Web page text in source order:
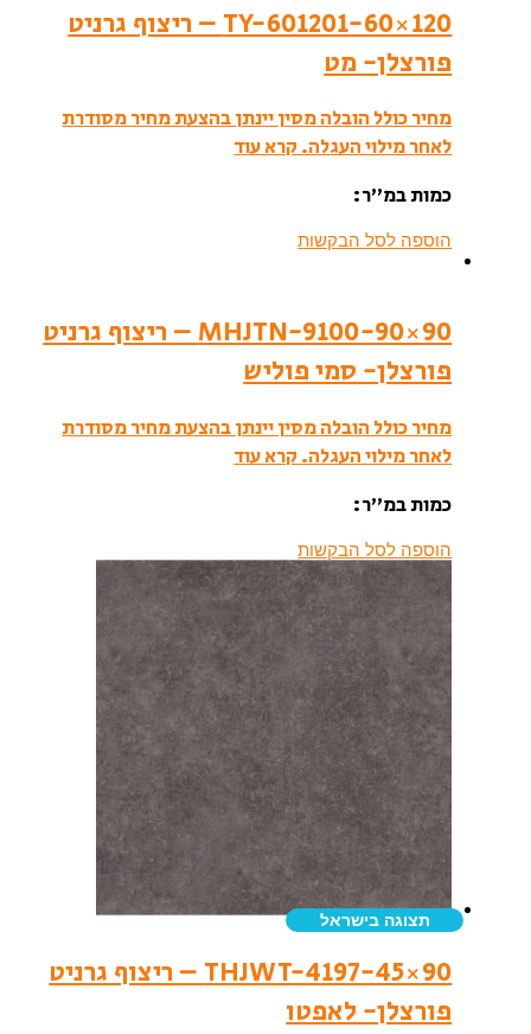
TY-601201-60×120 – ריצוף גרניט
פורצלן- מט
מחיר כולל הובלה מסין יינתן בהצעת מחיר מסודרת
לאחר מילוי העגלה.קרא עוד
כמות במ”ר:
הוספה לסל הבקשות
MHJTN-9100-90×90 – ריצוף גרניט
פורצלן- סמי פוליש
מחיר כולל הובלה מסין יינתן בהצעת מחיר מסודרת
לאחר מילוי העגלה. קרא עוד
כמות במ”ר:
הוספה לסל הבקשות
תצוגה בישראל
THJWT-4197-45×90 – ריצוף גרניט
פורצלן- לאפטו